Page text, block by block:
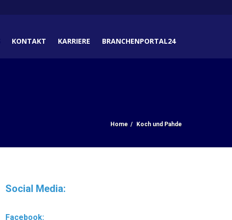
KONTAKT KARRIERE BRANCHENPORTAL24
Home Koch und Pahde
Social Media:
Facebook: